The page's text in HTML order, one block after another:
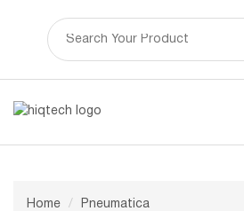
Home Pneumatica